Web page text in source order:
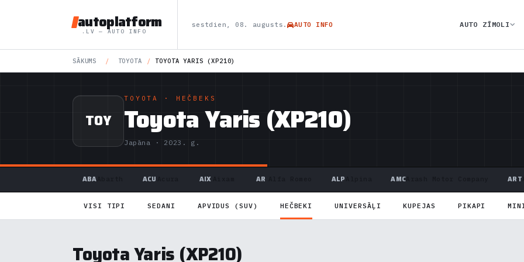
autoplatform
.LV — AUTO INFO
sestdien, 08. augusts. AUTO INFO AUTO ZĪMOLI
SĀKUMS / TOYOTA / TOYOTA YARIS (XP210)
TOY
TOYOTA · HEČBEKS
Toyota Yaris (XP210)
Japāna · 2023. g.
ABA ACU AIX AR ALP AMC ART
VISI TIPI SEDANI APVIDUS (SUV) HEČBEKI UNIVERSĀĻI KUPEJAS PIKAPI
Toyota Yaris (XP210)